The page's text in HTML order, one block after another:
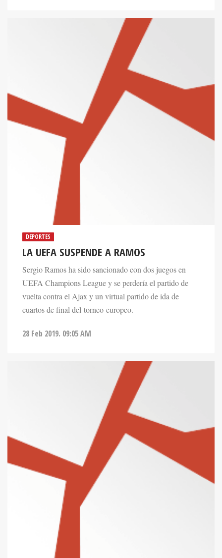
DEPORTES
LA UEFA SUSPENDE A RAMOS
Sergio Ramos ha sido sancionado con dos juegos en
UEFA Champions League y se perdería el partido de
vuelta contra el Ajax y un virtual partido de ida de
cuartos de final del torneo europeo.
28 Feb 2019. 09:05 AM